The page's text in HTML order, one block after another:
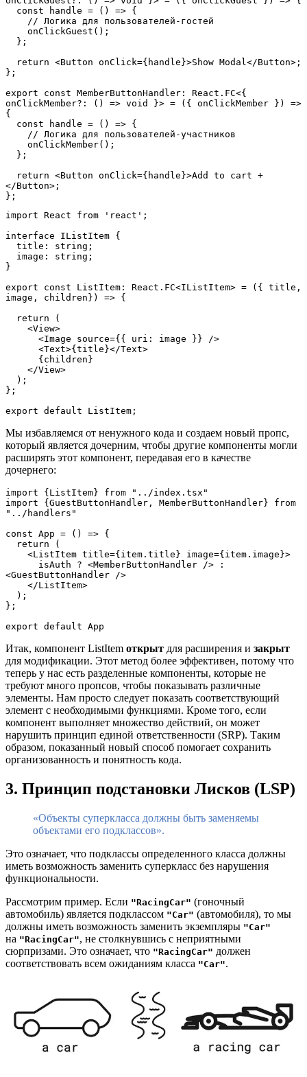
  const handle = () => {
    // Логика для пользователей-гостей
    onClickGuest();
  };
  return <Button onClick={handle}>Show Modal</Button>;
};
export const MemberButtonHandler: React.FC<{
onClickMember?: () => void }> = ({ onClickMember }) =>
{
  const handle = () => {
    // Логика для пользователей-участников
    onClickMember();
  };
</Button>;
};
import React from 'react';
interface IListItem {
  title: string;
  image: string;
}
export const ListItem: React.FC<IListItem> = ({ title,
image, children}) => {
  return (
    <View>
      <Image source={{ uri: image }} />
      <Text>{title}</Text>
      {children}
    </View>
  );
};
export default ListItem;
Мы избавляемся от ненужного кода и создаем новый пропс,
который является дочерним, чтобы другие компоненты могли
расширять этот компонент, передавая его в качестве
дочернего:
import {ListItem} from "../index.tsx"
import {GuestButtonHandler, MemberButtonHandler} from
"../handlers"
const App = () => {
  return (
    <ListItem title={item.title} image={item.image}>
<GuestButtonHandler />
    </ListItem>
  );
};
export default App
Итак, компонент ListItem открыт для расширения и закрыт
для модификации. Этот метод более эффективен, потому что
теперь у нас есть разделенные компоненты, которые не
требуют много пропсов, чтобы показывать различные
элементы. Нам просто следует показать соответствующий
элемент с необходимыми функциями. Кроме того, если
компонент выполняет множество действий, он может
нарушить принцип единой ответственности (SRP). Таким
образом, показанный новый способ помогает сохранить
организованность и понятность кода.
3. Принцип подстановки Лисков (LSP)
«Объекты суперкласса должны быть заменяемы
объектами его подклассов».
Это означает, что подклассы определенного класса должны
иметь возможность заменить суперкласс без нарушения
функциональности.
Рассмотрим пример. Если "RacingCar" (гоночный
автомобиль) является подклассом "Car" (автомобиля), то мы
должны иметь возможность заменить экземпляры "Car"
на "RacingCar", не столкнувшись с неприятными
сюрпризами. Это означает, что "RacingCar" должен
соответствовать всем ожиданиям класса "Car".